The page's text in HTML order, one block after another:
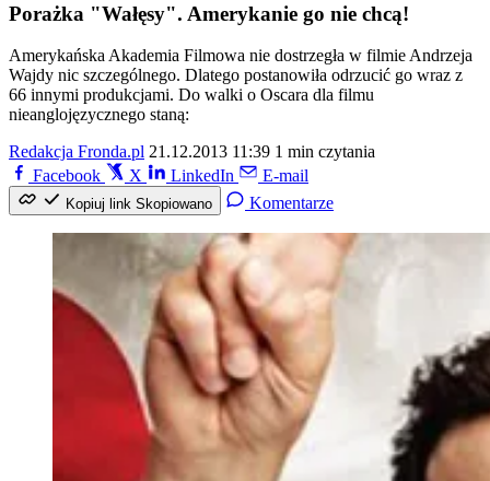
Porażka "Wałęsy". Amerykanie go nie chcą!
Amerykańska Akademia Filmowa nie dostrzegła w filmie Andrzeja
Wajdy nic szczególnego. Dlatego postanowiła odrzucić go wraz z
66 innymi produkcjami. Do walki o Oscara dla filmu
nieanglojęzycznego staną:
Redakcja Fronda.pl 21.12.2013 11:39 1 min czytania
Facebook
X LinkedIn E-mail
Kopiuj link Skopiowano Komentarze